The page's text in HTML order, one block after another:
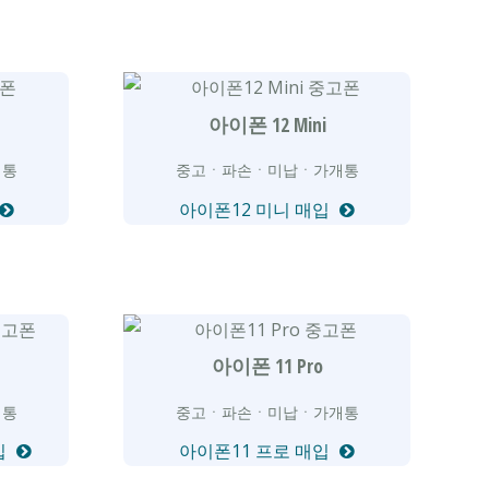
아이폰 12 Mini
중고ㆍ파손ㆍ미납ㆍ가개통
아이폰12 미니 매입
아이폰 11 Pro
중고ㆍ파손ㆍ미납ㆍ가개통
아이폰11 프로 매입